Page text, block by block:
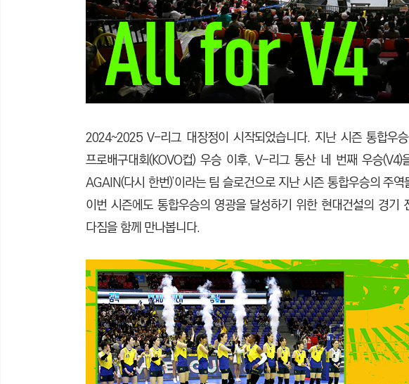
2024~2025 V-리그 대장정이 시작되었습니다. 지난 시즌 통합우
프로배구대회(KOVO컵) 우승 이후, V-리그 통산 네 번째 우승
AGAIN(다시 한번)’이라는 팀 슬로건으로 지난 시즌 통합우승의 주
이번 시즌에도 통합우승의 영광을 달성하기 위한 현대건설의 경
다짐을 함께 만나봅니다.